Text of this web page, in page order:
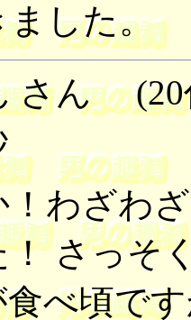
した。
さん
わざわ
さっそ
べ頃で